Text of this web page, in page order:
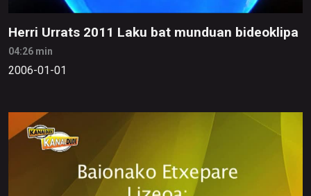
Herri Urrats 2011 Laku bat munduan bideoklipa
04:26 min
2006-01-01